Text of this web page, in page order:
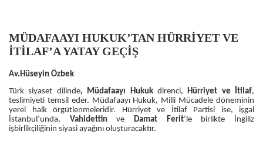
MÜDAFAAYI HUKUK’TAN HÜRRİYET VE
İTİLAF’A YATAY GEÇİŞ
Av.Hüseyin Özbek
Türk siyaset dilinde, Müdafaayı Hukukdirenci,Hürriyet ve İtilaf,
teslimiyeti temsil eder. Müdafaayı Hukuk, Milli Mücadele döneminin
yerel halk örgütlenmeleridir. Hürriyet ve İtilaf Partisi ise, işgal
İstanbul’unda, Vahidettinve Damat Ferit’le birlikte İngiliz
işbirlikçiliğinin siyasi ayağını oluşturacaktır.